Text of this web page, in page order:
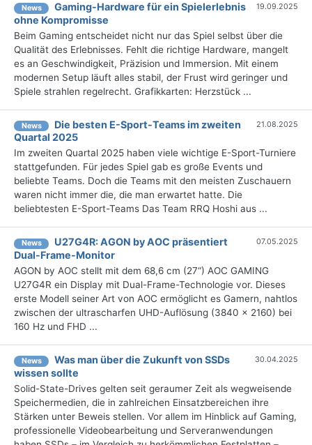
News
Gaming-Hardware für ein Spielerlebnis
ohne Kompromisse
19.09.2025
Beim Gaming entscheidet nicht nur das Spiel selbst über die
Qualität des Erlebnisses. Fehlt die richtige Hardware, mangelt
es an Geschwindigkeit, Präzision und Immersion. Mit einem
modernen Setup läuft alles stabil, der Frust wird geringer und
Spiele strahlen regelrecht. Grafikkarten: Herzstück ...
News
Die besten E-Sport-Teams im zweiten
Quartal 2025
21.08.2025
Im zweiten Quartal 2025 haben viele wichtige E-Sport-Turniere
stattgefunden. Für jedes Spiel gab es große Events und
beliebte Teams. Doch die Teams mit den meisten Zuschauern
waren nicht immer die, die man erwartet hatte. Die
beliebtesten E-Sport-Teams Das Team RRQ Hoshi aus ...
News
U27G4R: AGON by AOC präsentiert
Dual-Frame-Monitor
07.05.2025
AGON by AOC stellt mit dem 68,6 cm (27“) AOC GAMING
U27G4R ein Display mit Dual-Frame-Technologie vor. Dieses
erste Modell seiner Art von AOC ermöglicht es Gamern, nahtlos
zwischen der ultrascharfen UHD-Auflösung (3840 x 2160) bei
160 Hz und FHD ...
News
Was man über die Zukunft von SSDs
wissen sollte
30.04.2025
Solid-State-Drives gelten seit geraumer Zeit als wegweisende
Speichermedien, die in zahlreichen Einsatzbereichen ihre
Stärken unter Beweis stellen. Vor allem im Hinblick auf Gaming,
professionelle Videobearbeitung und Serveranwendungen